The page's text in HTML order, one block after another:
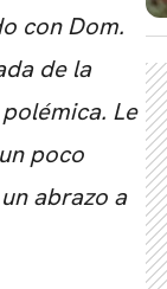
con Dom.
de la
Le
poco
abrazo a